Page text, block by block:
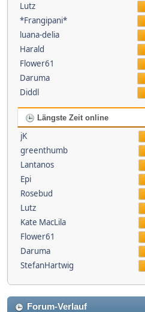
Lutz
*Frangipani*
luana-delia
Harald
Flower61
Daruma
Diddl
Längste Zeit online
jK
greenthumb
Lantanos
Epi
Rosebud
Lutz
Kate MacLila
Flower61
Daruma
StefanHartwig
Forum-Verlauf